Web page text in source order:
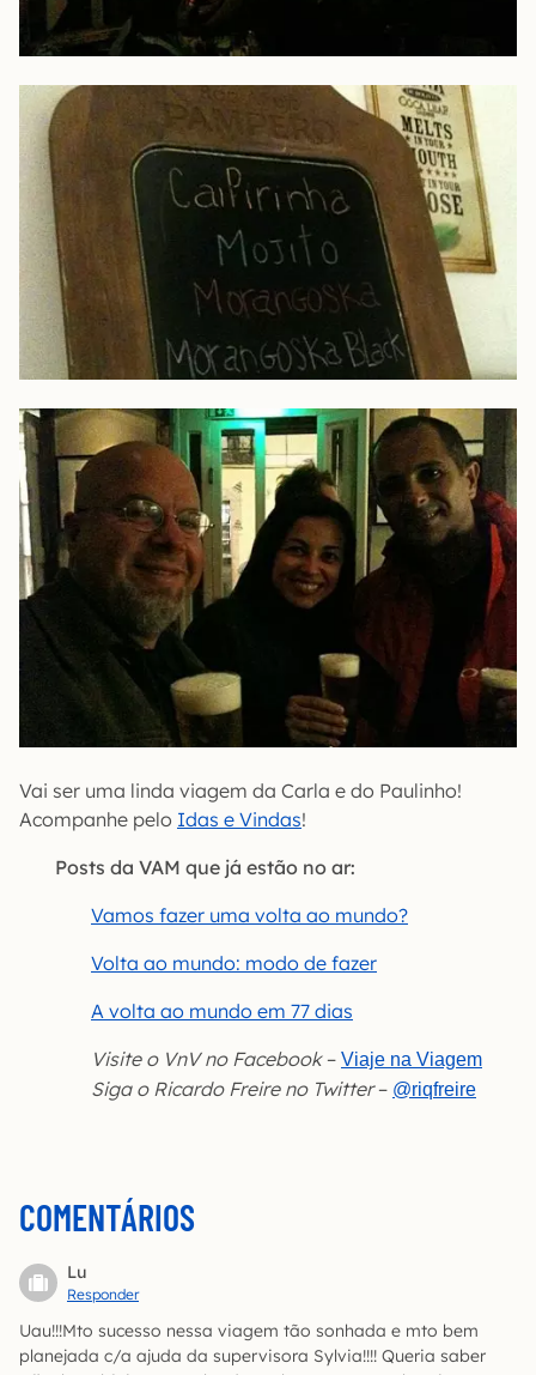
Vai ser uma linda viagem da Carla e do Paulinho!
Acompanhe pelo Idas e Vindas!
Posts da VAM que já estão no ar:
Vamos fazer uma volta ao mundo?
Volta ao mundo: modo de fazer
A volta ao mundo em 77 dias
Visite o VnV no Facebook– Viaje na Viagem
Siga o Ricardo Freire no Twitter– @riqfreire
COMENTÁRIOS
Lu
Responder
Uau!!!Mto sucesso nessa viagem tão sonhada e mto bem
planejada c/a ajuda da supervisora Sylvia!!!! Queria saber